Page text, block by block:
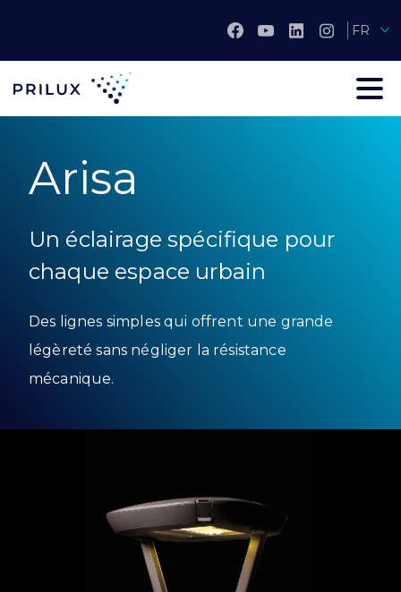
FR
Arisa
Un éclairage spécifique pour
chaque espace urbain
Des lignes simples qui offrent une grande
légèreté sans négliger la résistance
mécanique.